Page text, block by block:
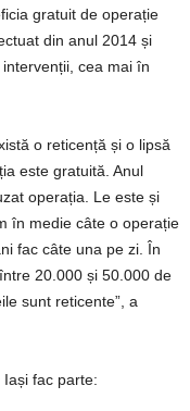
gratuit de operație
din anul 2014 și
cea mai în
o reticență și o lipsă
este gratuită. Anul
operația. Le este și
în medie câte o operație
fac câte una pe zi. În
20.000 și 50.000 de
sunt reticente”, a
fac parte: